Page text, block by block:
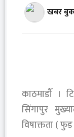
खबर
काठमाडौँ ।
सिंगापुर
विषाक्तता (